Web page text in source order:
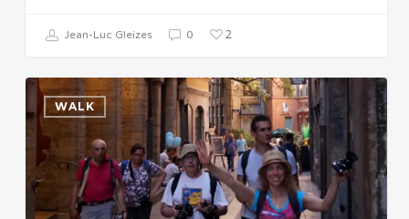
Jean-Luc Gleizes 0 2
WALK